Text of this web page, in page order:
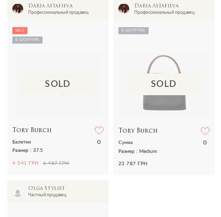
Daria Astafieva
Профессиональный продавец
SALE
В ШОУРУМЕ
SOLD
Tory Burch
0
Балетки
Размер : 37.5
4 541 ГРН 6 487 ГРН
Daria Astafieva
Профессиональный продавец
В ШОУРУМЕ
SOLD
Tory Burch
0
Сумка
Размер : Medium
23 787 ГРН
Olga Stylist
Частный продавец